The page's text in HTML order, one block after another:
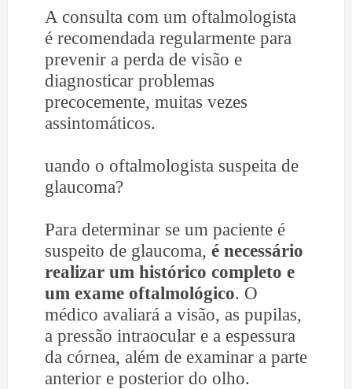
A consulta com um oftalmologista
é recomendada regularmente para
prevenir a perda de visão e
diagnosticar problemas
precocemente, muitas vezes
assintomáticos.
uando o oftalmologista suspeita de
glaucoma?
Para determinar se um paciente é
suspeito de glaucoma, é necessário
realizar um histórico completo e
um exame oftalmológico. O
médico avaliará a visão, as pupilas,
a pressão intraocular e a espessura
da córnea, além de examinar a parte
anterior e posterior do olho.